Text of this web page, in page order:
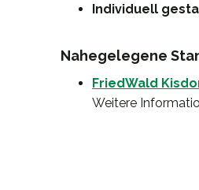
Individuell
Nahegelegene
FriedWald
Weitere